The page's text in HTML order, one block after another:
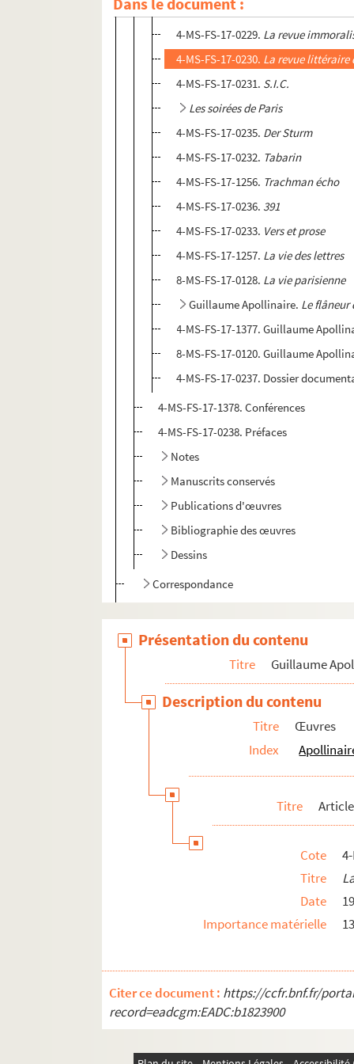
4-MS-FS-17-0234.
4-MS-FS-17-0229. La revue
4-MS-FS-17-0230. La revue littéraire
4-MS-FS-17-0231. S.I.C.
Les soirées de Paris
4-MS-FS-17-0235. Der Sturm
4-MS-FS-17-0232. Tabarin
4-MS-FS-17-1256. Trachman écho
4-MS-FS-17-0236. 391
4-MS-FS-17-0233. Vers et prose
4-MS-FS-17-1257. La vie des lettres
8-MS-FS-17-0128. La vie parisienne
Guillaume Apollinaire. Le flâneur
4-MS-FS-17-1377. Guillaume
8-MS-FS-17-0120. Guillaume
4-MS-FS-17-0237. Dossier
4-MS-FS-17-1378. Conférences
4-MS-FS-17-0238. Préfaces
Notes
Manuscrits conservés
Publications d'œuvres
Bibliographie des œuvres
Dessins
Correspondance
Portraits
Documents en vente
Célébration et rayonnement
Présentation du contenu
Titre Guillaume
Description du contenu
Titre
Œuvres
Index
Titre
Cote
Titre
Date
Importance matérielle
Citer ce document : https://ccfr.bnf.fr/
record=eadcgm:EADC:b1823900